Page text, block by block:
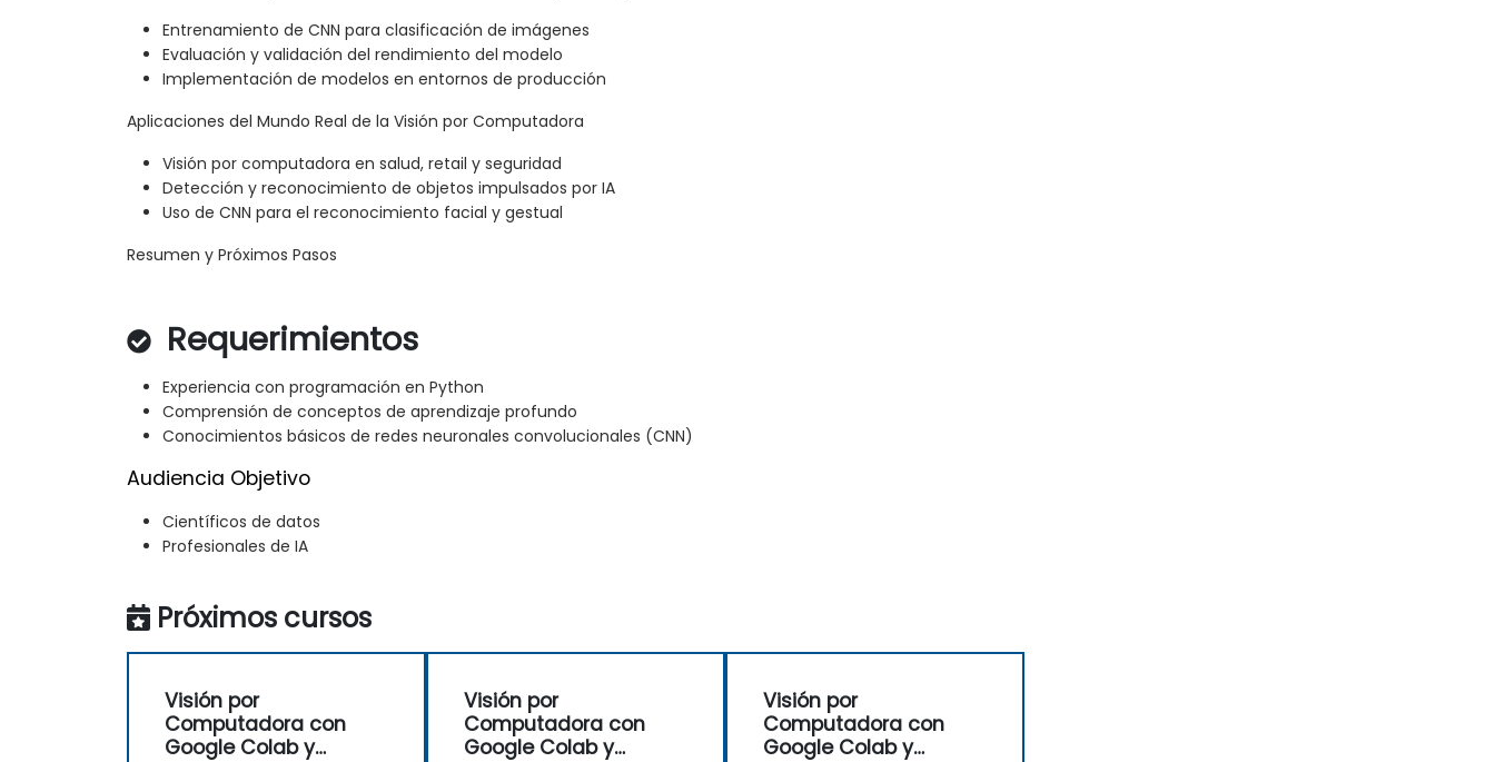
Entrenamiento de CNN para clasificación de imágenes
Evaluación y validación del rendimiento del modelo
Implementación de modelos en entornos de producción
Aplicaciones del Mundo Real de la Visión por Computadora
Visión por computadora en salud, retail y seguridad
Detección y reconocimiento de objetos impulsados por IA
Uso de CNN para el reconocimiento facial y gestual
Resumen y Próximos Pasos
Requerimientos
Experiencia con programación en Python
Comprensión de conceptos de aprendizaje profundo
Conocimientos básicos de redes neuronales convolucionales (CNN)
Audiencia Objetivo
Científicos de datos
Profesionales de IA
Próximos cursos
Visión por
Computadora con
Google Colab y
Visión por
Computadora con
Google Colab y
Visión por
Computadora con
Google Colab y